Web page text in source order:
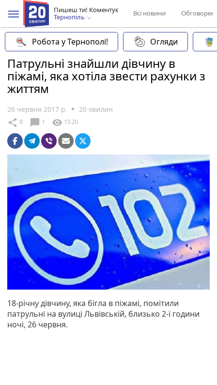
Пишеш ти! Коментує
Тернопіль
Всі новини
Робота у Тернополі! Огляди
Патрульні знайшли дівчину в
піжамі, яка хотіла звести рахунки з
життям
26 червня 2017 р. 20 хвилин
share 0 chat_bubble 1 visibility 1520
18-річну дівчину, яка бігла в піжамі, помітили
патрульні на вулиці Львівській, близько 2-ї години
ночі, 26 червня.